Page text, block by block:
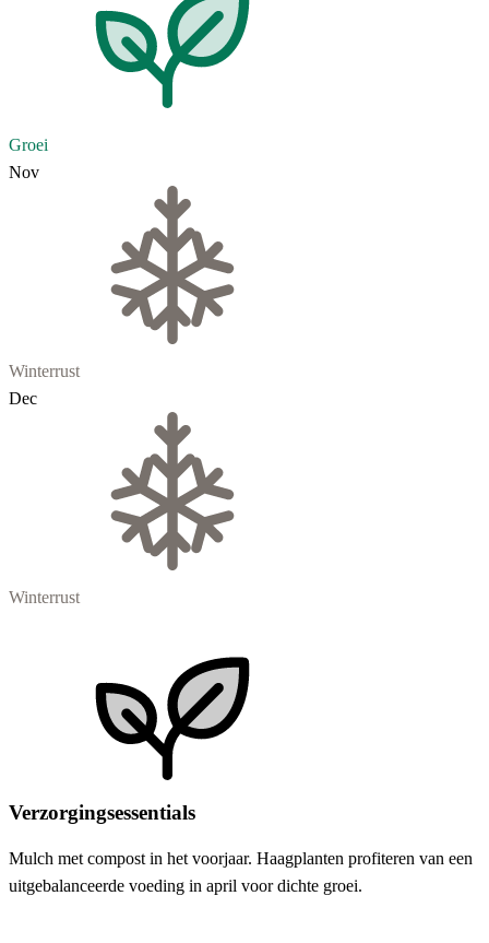
Groei
Nov
Winterrust
Dec
Winterrust
Verzorgingsessentials
Mulch met compost in het voorjaar. Haagplanten profiteren van een
uitgebalanceerde voeding in april voor dichte groei.